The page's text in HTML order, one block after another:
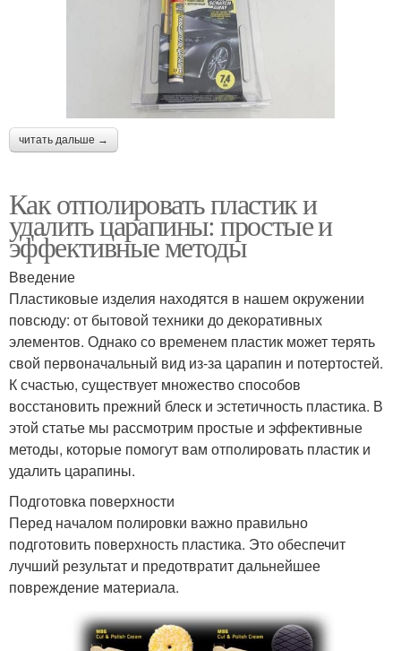
читать дальше →
Как отполировать пластик и
удалить царапины: простые и
эффективные методы
Введение
Пластиковые изделия находятся в нашем окружении
повсюду: от бытовой техники до декоративных
элементов. Однако со временем пластик может терять
свой первоначальный вид из-за царапин и потертостей.
К счастью, существует множество способов
восстановить прежний блеск и эстетичность пластика. В
этой статье мы рассмотрим простые и эффективные
методы, которые помогут вам отполировать пластик и
удалить царапины.
Подготовка поверхности
Перед началом полировки важно правильно
подготовить поверхность пластика. Это обеспечит
лучший результат и предотвратит дальнейшее
повреждение материала.